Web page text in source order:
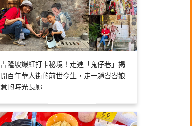
吉隆坡爆紅打卡秘境！走進「鬼仔巷」揭
開百年華人街的前世今生，走一趟峇峇娘
惹的時光長廊